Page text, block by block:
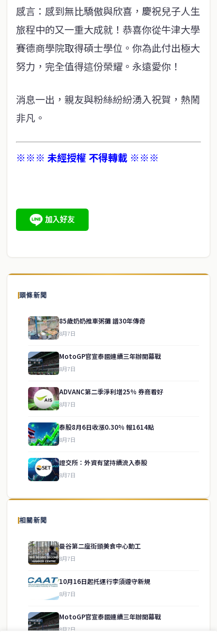
感言：感到無比驕傲與欣喜，慶祝兒子人生
旅程中的又一重大成就！恭喜你從牛津大學
賽德商學院取得碩士學位。你為此付出極大
努力，完全值得這份榮耀。永遠愛你！
消息一出，親友與粉絲紛紛湧入祝賀，熱鬧
非凡。
※※※ 未經授權 不得轉載 ※※※
頭條新聞
85歲奶奶推車粥攤 譜30年傳奇
8月7日
MotoGP官宣泰國連續三年辦開幕戰
8月7日
ADVANC第二季淨利增25% 券商看好
8月7日
泰股8月6日收漲0.30% 報1614點
8月7日
證交所：外資有望持續流入泰股
8月7日
相關新聞
曼谷第二座街頭美食中心動工
8月7日
10月16日起托運行李須遵守新規
8月7日
MotoGP官宣泰國連續三年辦開幕戰
8月7日
關於我們
泰國中文新聞（TCN）是一家總部設於曼谷的中文新聞媒體，致力於
供即時、客觀、多元的中文新聞內容。
房地產
service@thaichinesenews.com